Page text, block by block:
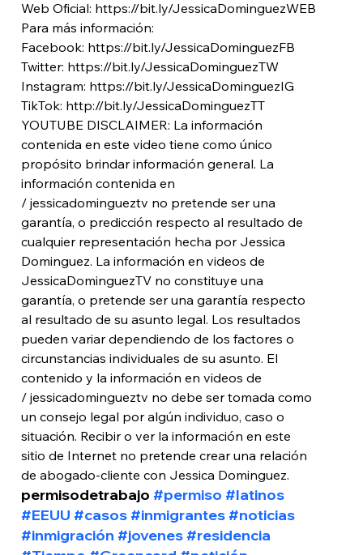
Web Oficial: https://bit.ly/JessicaDominguezWEB
Para más información:
Facebook: https://bit.ly/JessicaDominguezFB
Twitter: https://bit.ly/JessicaDominguezTW
Instagram: https://bit.ly/JessicaDominguezIG
TikTok: http://bit.ly/JessicaDominguezTT
YOUTUBE DISCLAIMER: La información
contenida en este video tiene como único
propósito brindar información general. La
información contenida en
/ jessicadomingueztv no pretende ser una
garantía, o predicción respecto al resultado de
cualquier representación hecha por Jessica
Dominguez. La información en videos de
JessicaDominguezTV no constituye una
garantía, o pretende ser una garantía respecto
al resultado de su asunto legal. Los resultados
pueden variar dependiendo de los factores o
circunstancias individuales de su asunto. El
contenido y la información en videos de
/ jessicadomingueztv no debe ser tomada como
un consejo legal por algún individuo, caso o
situación. Recibir o ver la información en este
sitio de Internet no pretende crear una relación
de abogado-cliente con Jessica Dominguez.
permisodetrabajo #permiso #latinos
#EEUU #casos#inmigrantes#noticias
#inmigración #jovenes#residencia